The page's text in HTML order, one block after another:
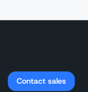
Contact sales